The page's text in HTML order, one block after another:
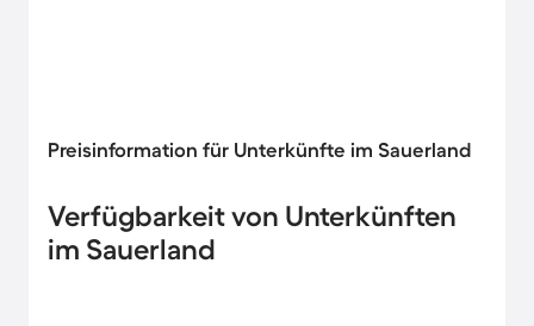
Preisinformation für Unterkünfte im Sauerland
Verfügbarkeit von Unterkünften
im Sauerland